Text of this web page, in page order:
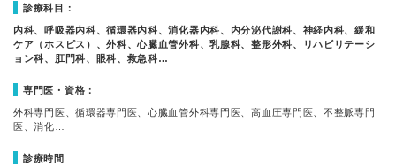
診療科目：
内科、呼吸器内科、循環器内科、消化器内科、内分泌代謝科、神経内科、緩和
ケア（ホスピス）、外科、心臓血管外科、乳腺科、整形外科、リハビリテーシ
ョン科、肛門科、眼科、救急科…
専門医・資格：
外科専門医、循環器専門医、心臓血管外科専門医、高血圧専門医、不整脈専門
医、消化…
診療時間